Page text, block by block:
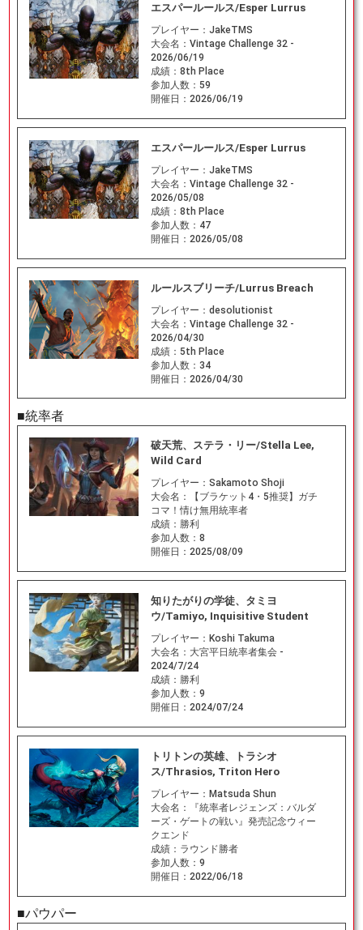
エスパールールス/Esper Lurrus
プレイヤー： JakeTMS
大会名： Vintage Challenge 32 -
2026/06/19
成績： 8th Place
参加人数： 59
開催日： 2026/06/19
エスパールールス/Esper Lurrus
プレイヤー： JakeTMS
大会名： Vintage Challenge 32 -
2026/05/08
成績： 8th Place
参加人数： 47
開催日： 2026/05/08
ルールスブリーチ/Lurrus Breach
プレイヤー： desolutionist
大会名： Vintage Challenge 32 -
2026/04/30
成績： 5th Place
参加人数： 34
開催日： 2026/04/30
■統率者
破天荒、ステラ・リー/Stella Lee,
Wild Card
プレイヤー： Sakamoto Shoji
大会名：
【ブラケット4・5推奨】ガチ
コマ！情け無用統率者
成績： 勝利
参加人数： 8
開催日： 2025/08/09
知りたがりの学徒、タミヨ
ウ/Tamiyo, Inquisitive Student
プレイヤー： Koshi Takuma
大会名： 大宮平日統率者集会 -
2024/7/24
成績： 勝利
参加人数： 9
開催日： 2024/07/24
トリトンの英雄、トラシオ
ス/Thrasios, Triton Hero
プレイヤー： Matsuda Shun
大会名：
『統率者レジェンズ：バルダ
ーズ・ゲートの戦い』発売記念ウィー
クエンド
成績： ラウンド勝者
参加人数： 9
開催日： 2022/06/18
■パウパー